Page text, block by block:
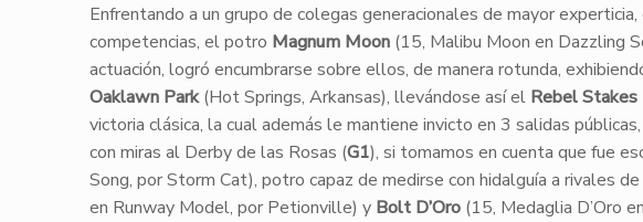
Enfrentando a un grupo de colegas generacionales de mayor
competencias, el potro Magnum Moon(15, Malibu Moon en Dazzling
actuación, logró encumbrarse sobre ellos, de manera rotunda,
Oaklawn Park(Hot Springs, Arkansas), llevándose así el Rebel Stakes
victoria clásica, la cual además le mantiene invicto en 3 salidas
con miras al Derby de las Rosas (G1), si tomamos en cuenta que fue
Song, por Storm Cat), potro capaz de medirse con hidalguía a rivales
en Runway Model, por Petionville) y Bolt D’Oro(15, Medaglia D’Oro